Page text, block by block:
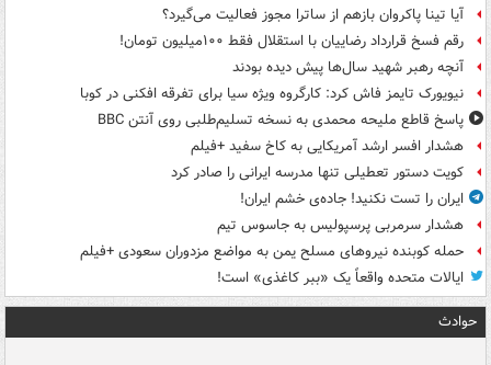
آیا تینا پاکروان بازهم از ساترا مجوز فعالیت می‌گیرد؟
رقم فسخ قرارداد رضاییان با استقلال فقط ۱۰۰میلیون تومان!
آنچه رهبر شهید سال‌ها پیش دیده بودند
نیویورک تایمز فاش کرد: کارگروه ویژه سیا برای تفرقه افکنی در کوبا
پاسخ قاطع ملیحه محمدی به نسخه تسلیم‌طلبی روی آنتن BBC
هشدار افسر ارشد آمریکایی به کاخ سفید +فیلم
کویت دستور تعطیلی تنها مدرسه ایرانی را صادر کرد
ایران را تست نکنید! جاده‌ی خشم ایران!
هشدار سرمربی پرسپولیس به جاسوس تیم
حمله کوبنده نیروهای مسلح یمن به مواضع مزدوران سعودی +فیلم
ایالات متحده واقعاً یک «ببر کاغذی» است!
حوادث